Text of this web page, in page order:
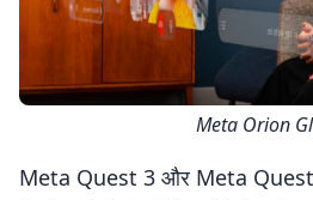
Meta Orion
Meta Quest 3 और Meta Quest